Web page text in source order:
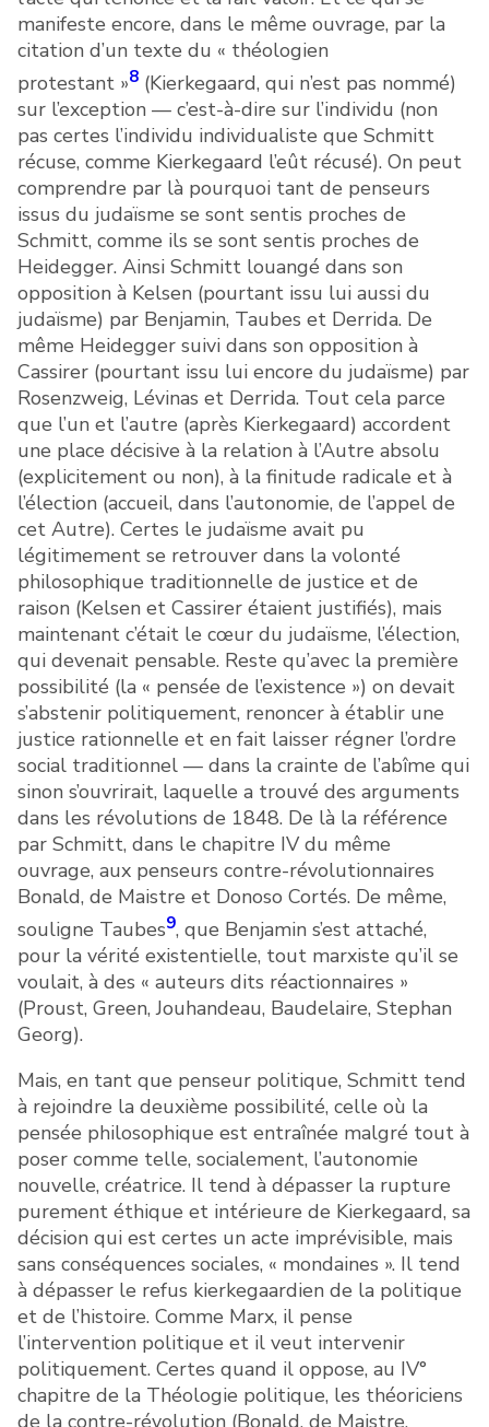
manifeste encore, dans le même ouvrage, par la
citation d’un texte du « théologien
protestant »8 (Kierkegaard, qui n’est pas nommé)
sur l’exception — c’est-à-dire sur l’individu (non
pas certes l’individu individualiste que Schmitt
récuse, comme Kierkegaard l’eût récusé). On peut
comprendre par là pourquoi tant de penseurs
issus du judaïsme se sont sentis proches de
Schmitt, comme ils se sont sentis proches de
Heidegger. Ainsi Schmitt louangé dans son
opposition à Kelsen (pourtant issu lui aussi du
judaïsme) par Benjamin, Taubes et Derrida. De
même Heidegger suivi dans son opposition à
Cassirer (pourtant issu lui encore du judaïsme) par
Rosenzweig, Lévinas et Derrida. Tout cela parce
que l’un et l’autre (après Kierkegaard) accordent
une place décisive à la relation à l’Autre absolu
(explicitement ou non), à la finitude radicale et à
l’élection (accueil, dans l’autonomie, de l’appel de
cet Autre). Certes le judaïsme avait pu
légitimement se retrouver dans la volonté
philosophique traditionnelle de justice et de
raison (Kelsen et Cassirer étaient justifiés), mais
maintenant c’était le cœur du judaïsme, l’élection,
qui devenait pensable. Reste qu’avec la première
possibilité (la « pensée de l’existence ») on devait
s’abstenir politiquement, renoncer à établir une
justice rationnelle et en fait laisser régner l’ordre
social traditionnel — dans la crainte de l’abîme qui
sinon s’ouvrirait, laquelle a trouvé des arguments
dans les révolutions de 1848. De là la référence
par Schmitt, dans le chapitre IV du même
ouvrage, aux penseurs contre-révolutionnaires
Bonald, de Maistre et Donoso Cortés. De même,
souligne Taubes9, que Benjamin s’est attaché,
pour la vérité existentielle, tout marxiste qu’il se
voulait, à des « auteurs dits réactionnaires »
(Proust, Green, Jouhandeau, Baudelaire, Stephan
Georg).
Mais, en tant que penseur politique, Schmitt tend
à rejoindre la deuxième possibilité, celle où la
pensée philosophique est entraînée malgré tout à
poser comme telle, socialement, l’autonomie
nouvelle, créatrice. Il tend à dépasser la rupture
purement éthique et intérieure de Kierkegaard, sa
décision qui est certes un acte imprévisible, mais
sans conséquences sociales, « mondaines ». Il tend
à dépasser le refus kierkegaardien de la politique
et de l’histoire. Comme Marx, il pense
l’intervention politique et il veut intervenir
politiquement. Certes quand il oppose, au IV°
chapitre de la Théologie politique, les théoriciens
de la contre-révolution (Bonald, de Maistre,